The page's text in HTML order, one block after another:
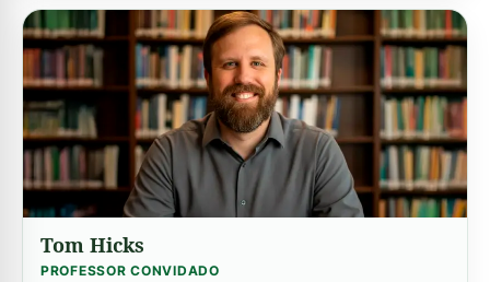
Tom Hicks
PROFESSOR CONVIDADO